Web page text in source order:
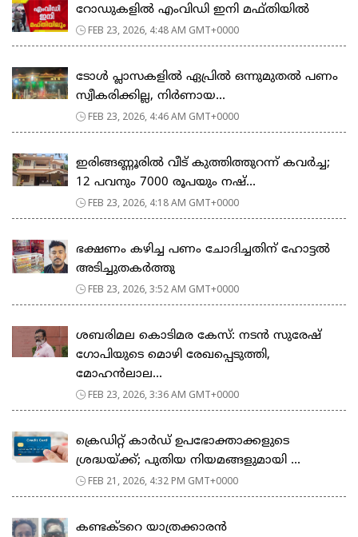
റോഡുകളില്‍ എംവിഡി ഇനി മഫ്തിയില്‍
FEB 23, 2026, 4:48 AM GMT+0000
ടോള്‍ പ്ലാസകളില്‍ ഏപ്രില്‍ ഒന്നുമുതല്‍ പണം
സ്വീകരിക്കില്ല, നിര്‍ണായ...
FEB 23, 2026, 4:46 AM GMT+0000
ഇരിങ്ങണ്ണൂരിൽ വീട് കുത്തിത്തുറന്ന് കവർച്ച;
12 പവനും 7000 രൂപയും നഷ്...
FEB 23, 2026, 4:18 AM GMT+0000
ഭക്ഷണം കഴിച്ച പണം ചോദിച്ചതിന് ഹോട്ടൽ
അടിച്ചുതകർത്തു
FEB 23, 2026, 3:52 AM GMT+0000
ശബരിമല കൊടിമര കേസ്: നടൻ സുരേഷ്
ഗോപിയുടെ മൊഴി രേഖപ്പെടുത്തി,
മോഹൻലാല...
FEB 23, 2026, 3:36 AM GMT+0000
ക്രെഡിറ്റ് കാർഡ് ഉപഭോക്താക്കളുടെ
ശ്രദ്ധയ്ക്ക്; പുതിയ നിയമങ്ങളുമായി ...
FEB 21, 2026, 4:32 PM GMT+0000
കണ്ടക്ടറെ യാത്രക്കാരൻ